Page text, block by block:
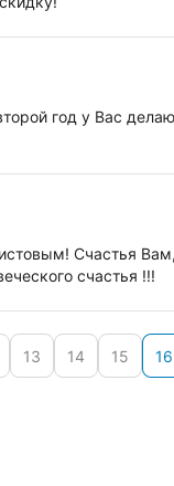
год у Вас
Счастья
счастья !!!
13 14 15 16